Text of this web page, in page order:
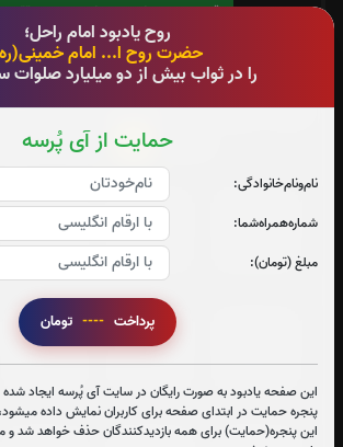
روح یادبود امام راحل؛
حضرت روح ا... امام
را در ثواب بیش از دو میلیارد صلوات
حمایت از آی پُرسه
نام‌و‌نام‌خانوادگی:
شماره‌همراه‌شما:
مبلغ (تومان):
پرداخت ----
این صفحه یادبود به صورت رایگان در سایت آی پُرسه ایجاد
پنجره حمایت در ابتدای صفحه برای کاربران نمایش داده
این پنجره(حمایت) برای همه بازدیدکنندگان حذف خواهد شد و
قرائت دعای هفتم صحیفه سجادیه را تقبل میکنم
تعداد دفعات ختم قران: 0
جهت تسریع در ختم قرآن کریم پیشنهاد
شماره
2 را قرائت بفرمایید
بار
جزء 2
0بار
جزء 3
0بار
0بار
جزء 6
0بار
جزء 7
0بار